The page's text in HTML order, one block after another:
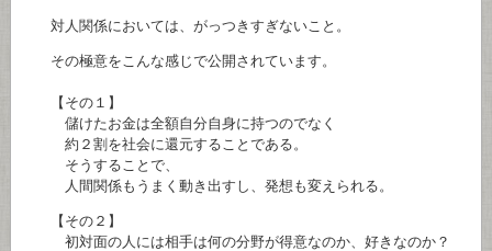
対人関係においては、がっつきすぎないこと。
その極意をこんな感じで公開されています。
【その１】
儲けたお金は全額自分自身に持つのでなく
約２割を社会に還元することである。
そうすることで、
人間関係もうまく動き出すし、発想も変えられる。
【その２】
初対面の人には相手は何の分野が得意なのか、好きなのか？